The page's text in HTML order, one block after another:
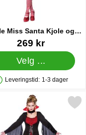
Miss Santa Kjole og
Cape
20135
269 kr
Velg ...
På lager
Leveringstid: 1-3 dager
som favoritt
Merk vampyrkjole